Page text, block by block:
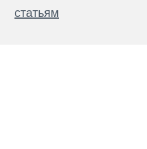
статьям